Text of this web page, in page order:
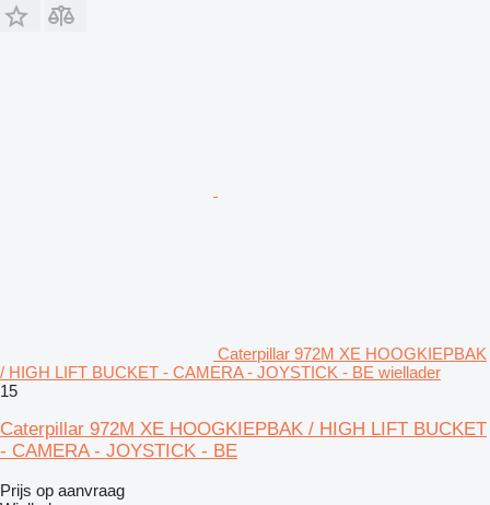
Caterpillar 972M XE HOOGKIEPBAK
/ HIGH LIFT BUCKET - CAMERA - JOYSTICK - BE wiellader
15
Caterpillar 972M XE HOOGKIEPBAK / HIGH LIFT BUCKET
- CAMERA - JOYSTICK - BE
Prijs op aanvraag